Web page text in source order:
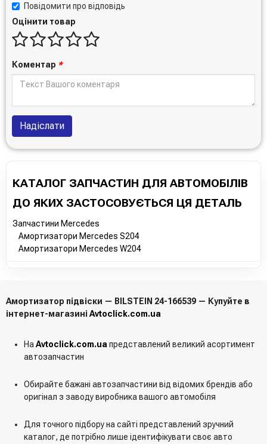
Повідомити про відповідь
Оцінити товар
Коментар *
Надіслати
КАТАЛОГ ЗАПЧАСТИН ДЛЯ АВТОМОБІЛІВ
ДО ЯКИХ ЗАСТОСОВУЄТЬСЯ ЦЯ ДЕТАЛЬ
Запчастини Mercedes
Амортизатори Mercedes S204
Амортизатори Mercedes W204
Амортизатор підвіски — BILSTEIN 24-166539 — Купуйте в
інтернет-магазині Avtoclick.com.ua
На Avtoclick.com.ua представлений великий асортимент
автозапчастин
Обирайте бажані автозапчастини від відомих брендів або
оригінал з заводу виробника вашого автомобіля
Для точного підбору на сайті представлений зручний
каталог, де потрібно лише ідентифікувати своє авто